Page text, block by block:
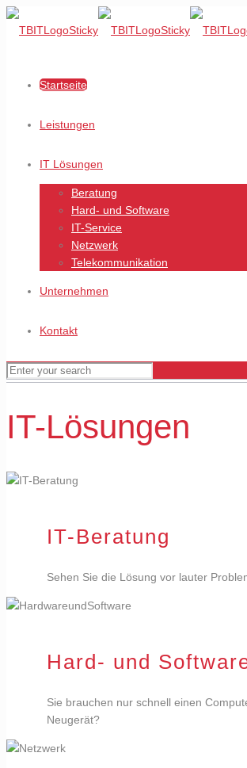
Startseite
Leistungen
IT Lösungen
Beratung
Hard- und Software
IT-Service
Netzwerk
Telekommunikation
Unternehmen
Kontakt
IT-Lösungen
IT-Beratung
Sehen Sie die Lösung vor lauter
Hard- und
Sie brauchen nur schnell einen
Neugerät?